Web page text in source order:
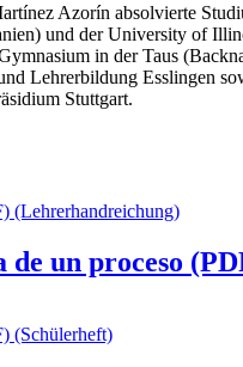
Azorín absolvierte
und der University of
in der Taus
Lehrerbildung Esslingen
Stuttgart.
un proceso